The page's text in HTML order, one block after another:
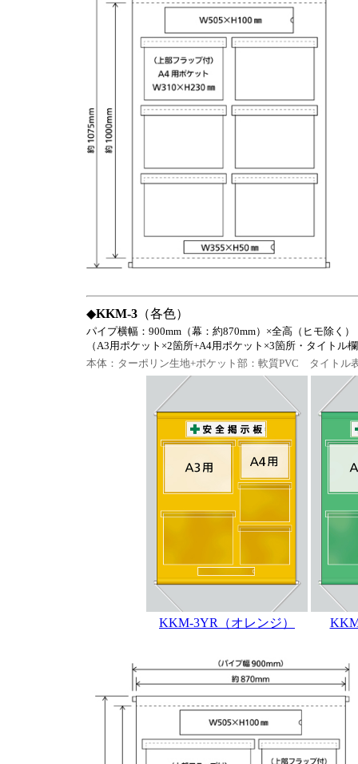
◆KKM-3 （各色）
パイプ横幅：900mm（幕：約870mm）×全高（ヒモ除く）
（A3用ポケット×2箇所+A4用ポケット×3箇所・タイトル
本体：ターポリン生地+ポケット部：軟質PVC タイトル
KKM-3YR（オレンジ）